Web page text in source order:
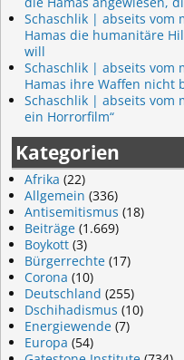
Schaschlik | abseits vom
Hamas die humanitäre
will
Schaschlik | abseits vom
Hamas ihre Waffen nicht
Schaschlik | abseits vom
ein Horrorfilm“
Kategorien
Afrika (22)
Allgemein (336)
Antisemitismus (18)
Beiträge (1.669)
Boykott (3)
Bürgerrechte (17)
Corona (10)
Deutschland (255)
Dschihadismus (10)
Energiewende (7)
Europa (54)